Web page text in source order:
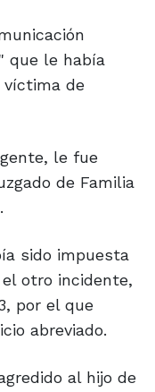
que le había
de
le fue
de Familia
sido impuesta
otro incidente,
por el que
abreviado.
al hijo de